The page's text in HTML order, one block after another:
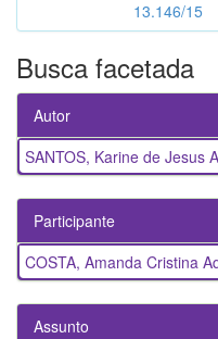
13.146/15
Busca facetada
Autor
SANTOS, Karine de Jesus
Participante
COSTA, Amanda Cristina
Assunto